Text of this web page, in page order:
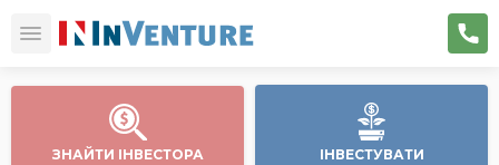
ЗНАЙТИ ІНВЕСТОРА ІНВЕСТУВАТИ